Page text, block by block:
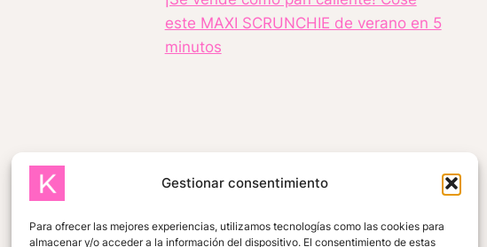
Gestionar consentimiento
Para ofrecer las mejores experiencias, utilizamos tecnologías como las cookies para
almacenar y/o acceder a la información del dispositivo. El consentimiento de estas
este MAXI SCRUNCHIE de verano en 5
minutos